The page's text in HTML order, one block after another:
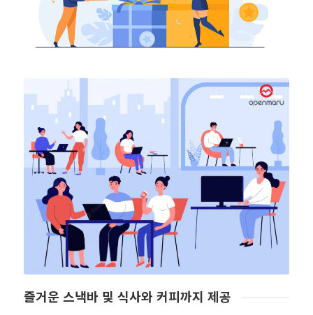
즐거운 스낵바 및 식사와 커피까지 제공